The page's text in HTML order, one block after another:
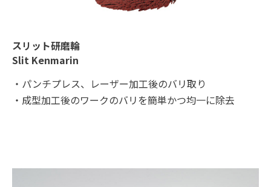
スリット研磨輪
Slit Kenmarin
・パンチプレス、レーザー加工後のバリ取り
・成型加工後のワークのバリを簡単かつ均一に除去